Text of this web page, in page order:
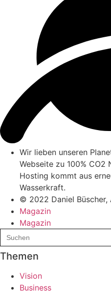
Wir lieben unseren
Webseite zu 100% CO2
Hosting kommt aus
Wasserkraft.
© 2022 Daniel Büscher,
Magazin
Magazin
Search
for:
Themen
Vision
Business